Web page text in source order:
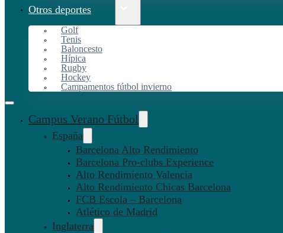
Otros deportes
Golf
Tenis
Baloncesto
Hípica
Rugby
Hockey
Campamentos fútbol invierno
Campus Verano Fútbol
España
Barcelona Alto Rendimiento
Barcelona Pro-clubs Experience
Alto Rendimiento Valencia
Alto Rendimiento Chicas Barcelona
FCB Escola – Barcelona
Atlético de Madrid
Inglaterra